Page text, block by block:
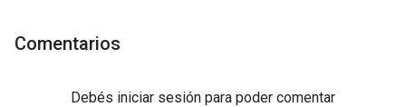
Comentarios
Debés iniciar sesión para poder comentar